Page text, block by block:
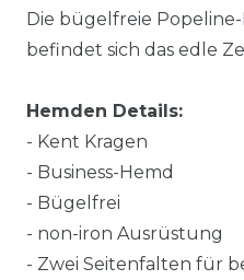
Die bügelfreie
befindet sich das edle
Hemden Details:
- Kent Kragen
- Business-Hemd
- Bügelfrei
- non-iron Ausrüstung
- Zwei Seitenfalten für